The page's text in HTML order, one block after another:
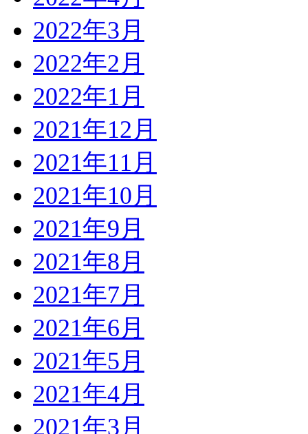
2022年3月
2022年2月
2022年1月
2021年12月
2021年11月
2021年10月
2021年9月
2021年8月
2021年7月
2021年6月
2021年5月
2021年4月
2021年3月